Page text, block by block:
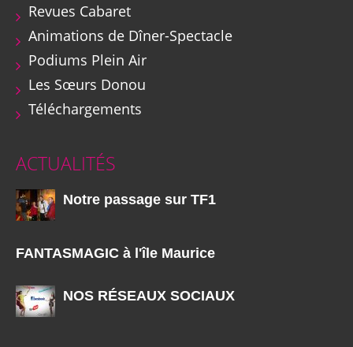
Revues Cabaret
Animations de Dîner-Spectacle
Podiums Plein Air
Les Sœurs Donou
Téléchargements
ACTUALITÉS
Notre passage sur TF1
FANTASMAGIC à l'île Maurice
NOS RÉSEAUX SOCIAUX